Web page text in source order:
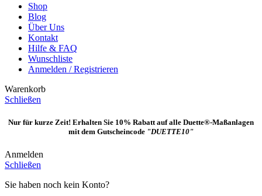
Shop
Blog
Über Uns
Kontakt
Hilfe & FAQ
Wunschliste
Anmelden / Registrieren
Warenkorb
Schließen
Nur für kurze Zeit! Erhalten Sie 10% Rabatt auf alle Duette®-Maßanlagen
mit dem Gutscheincode "DUETTE10"
Anmelden
Schließen
Sie haben noch kein Konto?